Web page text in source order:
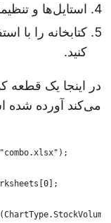
استایل‌ها و
کتابخانه را با
کنید.
می‌کند آورده شده